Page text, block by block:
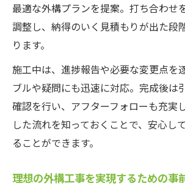
最適な外構プランを提案。打ち合わせ
調整し、納得のいく見積もりが出た段
ります。
施工中は、進捗報告や必要な変更点を
ブルや疑問にも迅速に対応。完成後は
確認を行い、アフターフォローも充実
した流れを知っておくことで、安心し
ることができます。
理想の外構工事を実現するための事